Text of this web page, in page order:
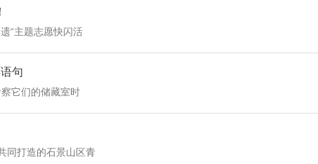
“主题志愿快闪活
句
所苦 "当我考察它们的储藏室时
同打造的石景山区青